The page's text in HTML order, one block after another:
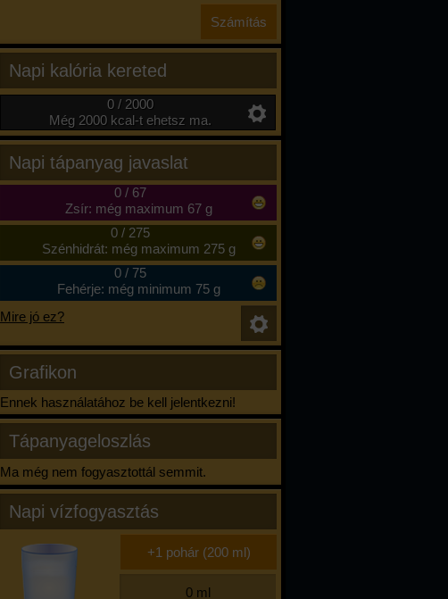
Napi kalória kereted
0 / 2000
Még 2000 kcal-t ehetsz ma.
Napi tápanyag javaslat
0/ 67
Zsír: még maximum 67 g
0/ 275
Szénhidrát: még maximum 275 g
0/ 75
Fehérje: még minimum 75 g
Mire jó ez?
Grafikon
Ennek használatához be kell jelentkezni!
Tápanyageloszlás
Ma még nem fogyasztottál semmit.
Napi vízfogyasztás